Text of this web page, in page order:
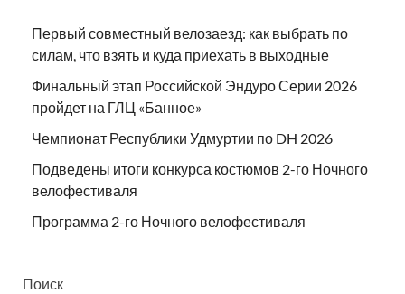
Первый совместный велозаезд: как выбрать по
силам, что взять и куда приехать в выходные
Финальный этап Российской Эндуро Серии 2026
пройдет на ГЛЦ «Банное»
Чемпионат Республики Удмуртии по DH 2026
Подведены итоги конкурса костюмов 2-го Ночного
велофестиваля
Программа 2-го Ночного велофестиваля
Поиск